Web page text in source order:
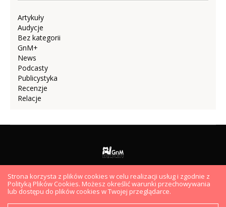
Artykuły
Audycje
Bez kategorii
GnM+
News
Podcasty
Publicystyka
Recenzje
Relacje
AUDYCJE PODCASTY VIDEO ARTYKUŁY
HYDEPARK
EKIPA
Copyright ©2019 GramyNaMaxa.pl. Wszelkie prawa zastrzeżone.
Strona korzysta z plików cookies w celu realizacji usług i zgodnie z
Polityką Plików Cookies. Możesz określić warunki przechowywania
lub dostępu do plików cookies w Twojej przeglądarce.